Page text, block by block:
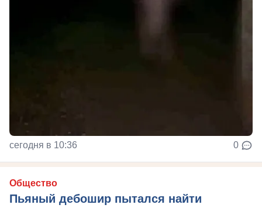
сегодня в 10:36 0
Общество
Пьяный дебошир пытался найти